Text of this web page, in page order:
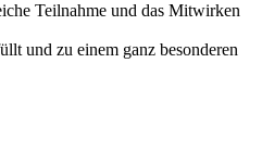
Teilnahme und das Mitwirken
und zu einem ganz besonderen